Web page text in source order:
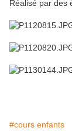
Réalisé par des
#cours enfants